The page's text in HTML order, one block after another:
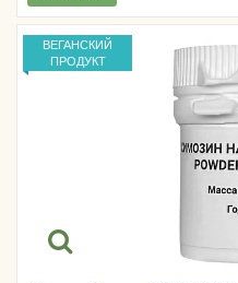
ВЕГАНСКИЙ
ПРОДУКТ